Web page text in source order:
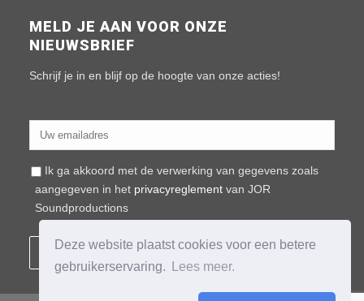
Deze website plaatst cookies voor een betere
gebruikerservaring.
Lees meer.
MELD JE AAN VOOR ONZE
NIEUWSBRIEF
Schrijf je in en blijf op de hoogte van onze acties!
Ik ga akkoord met de verwerking van gegevens zoals
aangegeven in het privacyreglement van JOR
Soundproductions